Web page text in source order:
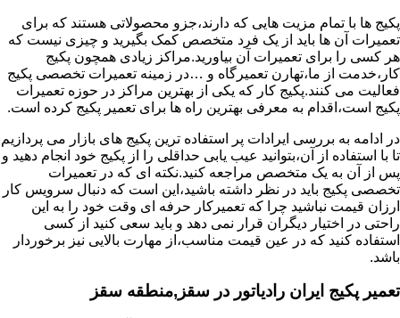
پکیج ها با تمام مزیت هایی که دارند،جزو محصولاتی هستند که برای
تعمیرات آن ها باید از یک فرد متخصص کمک بگیرید و چیزی نیست که
هر کسی را برای تعمیرات آن بیاورید.مراکز زیادی همچون پکیج
کار،خدمت از ما،تهارن تعمیرگاه و …در زمینه تعمیرات تخصصی پکیج
فعالیت می کنند.پکیج کار که یکی از بهترین مراکز در حوزه تعمیرات
پکیج است،اقدام به معرفی بهترین راه ها برای تعمیر پکیج کرده است.
در ادامه به بررسی ایرادات پر استفاده ترین پکیج های بازار می پردازیم
تا با استفاده از آن،بتوانید عیب یابی حداقلی را از پکیج خود انجام دهید و
پس از آن به یک متخصص مراجعه کنید.نکته ای که در تعمیرات
تخصصی پکیج باید در نظر داشته باشید،این است که دنبال سرویس کار
ارزان قیمت نباشید چرا که تعمیرکار حرفه ای وقت خود را به این
راحتی در اختیار دیگران قرار نمی دهد و باید سعی کنید از کسی
استفاده کنید که در عین قیمت مناسب،از مهارت بالایی نیز برخوردار
باشد.
تعمیر پکیج ایران رادیاتور در سقز,منطقه سقز